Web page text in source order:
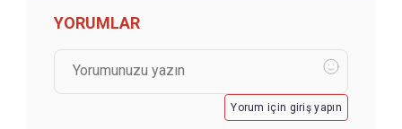
YORUMLAR
Yorum için giriş yapın